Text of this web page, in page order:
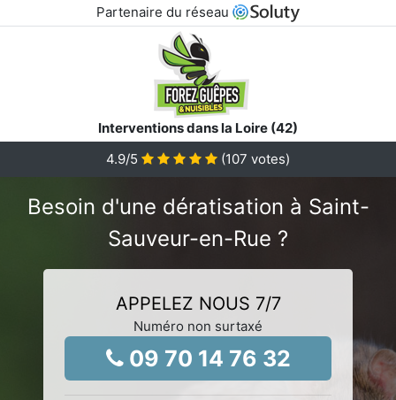
Partenaire du réseau
Interventions dans la Loire (42)
4.9/5 (107 votes)
Besoin d'une dératisation à Saint-
Sauveur-en-Rue ?
APPELEZ NOUS 7/7
Numéro non surtaxé
09 70 14 76 32